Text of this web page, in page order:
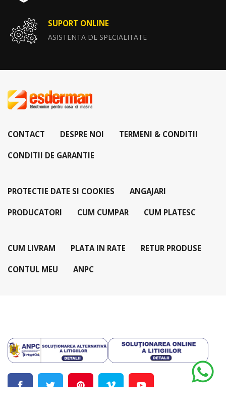
SUPORT ONLINE
ASISTENTA DE SPECIALITATE
CONTACT DESPRE NOI TERMENI & CONDITII
CONDITII DE GARANTIE
PROTECTIE DATE SI COOKIES ANGAJARI
PRODUCATORI CUM CUMPAR CUM PLATESC
CUM LIVRAM PLATA IN RATE RETUR PRODUSE
CONTUL MEU ANPC